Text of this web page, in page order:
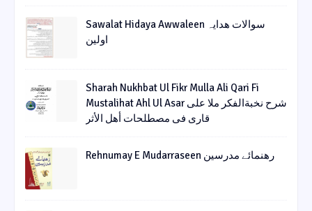
Sawalat Hidaya Awwaleen سوالات ھدایہ
اولین
Sharah Nukhbat Ul Fikr Mulla Ali Qari Fi
Mustalihat Ahl Ul Asar شرح نخبةالفکر ملا علی
قاری فی مصطلحات أھل الأثر
Rehnumay E Mudarraseen رهنمائے مدرسین